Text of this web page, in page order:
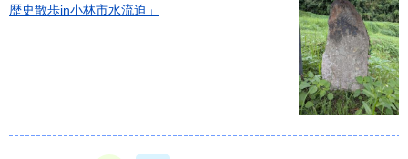
歴史散歩in小林市水流迫」